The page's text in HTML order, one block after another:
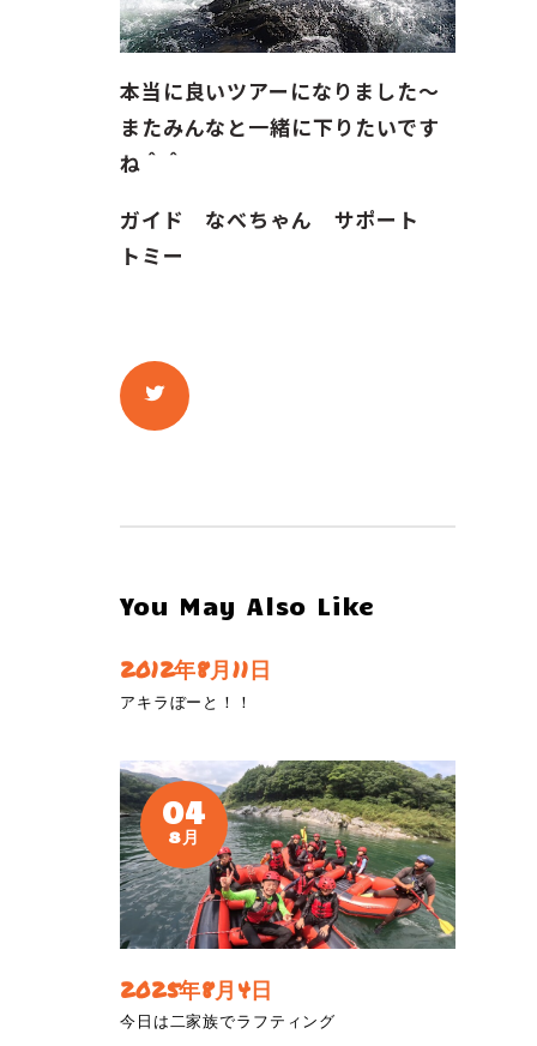
本当に良いツアーになりました〜
またみんなと一緒に下りたいです
ね＾＾
ガイド なべちゃん サポート
トミー
You May Also Like
2012年8月11日
アキラぼーと！！
04
8月
2025年8月4日
今日は二家族でラフティング